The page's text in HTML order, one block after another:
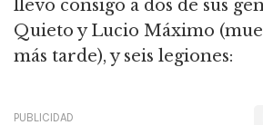
llevó consigo a dos de sus
Quieto y Lucio Máximo
más tarde), y seis legiones:
PUBLICIDAD